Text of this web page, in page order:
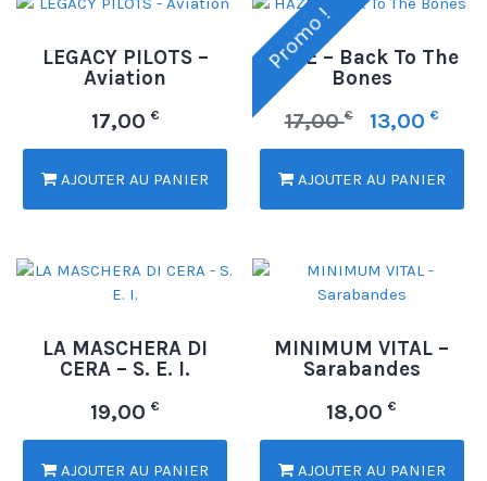
LEGACY PILOTS –
Aviation
17,00 €
AJOUTER AU PANIER
Promo !
HAZE – Back To The
Bones
17,00€ 13,00 €
AJOUTER AU PANIER
LA MASCHERA DI
CERA – S. E. I.
19,00€
AJOUTER AU PANIER
MINIMUM VITAL –
Sarabandes
18,00€
AJOUTER AU PANIER